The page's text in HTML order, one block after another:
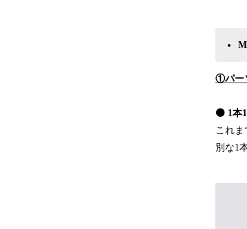
①パー
⚫️ 1本
これま
別な1